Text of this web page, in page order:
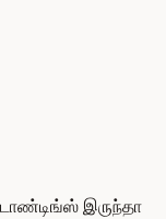
இருந்தா